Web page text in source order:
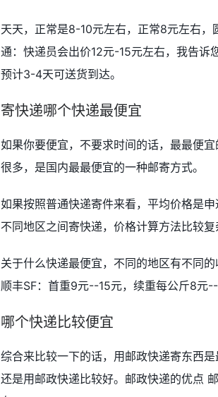
天天，正常是8-10元左右，正常8元左右
通：快递员会出价12元-15元左右，我告诉
预计3-4天可送货到达。
寄快递哪个快递最便宜
如果你要便宜，不要求时间的话，最最便
很多，是国内最最便宜的一种邮寄方式。
如果按照普通快递寄件来看，平均价格是
不同地区之间寄快递，价格计算方法比较复
关于什么快递最便宜，不同的地区有不同
顺丰SF：首重9元--15元，续重每公斤8元
哪个快递比较便宜
综合来比较一下的话，用邮政快递寄东西
还是用邮政快递比较好。邮政快递的优点